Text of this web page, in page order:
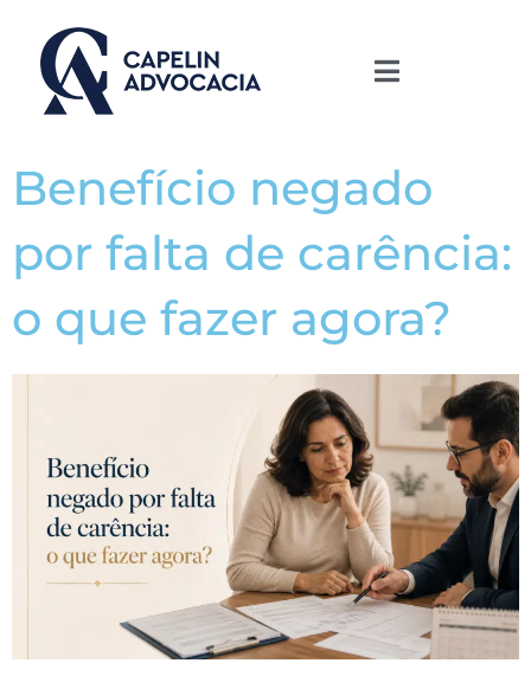
Benefício negado
por falta de carência:
o que fazer agora?